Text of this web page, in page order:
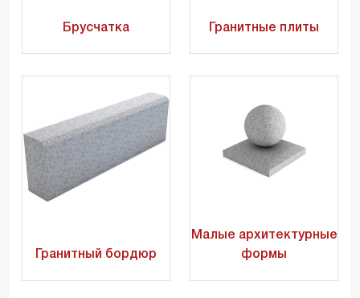
Брусчатка Гранитные плиты
Гранитный бордюр
Малые архитектурные
формы